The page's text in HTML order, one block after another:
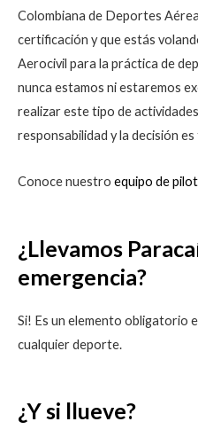
Colombiana de Deportes
certificación y que estás
Aerocivil para la práctica de
nunca estamos ni estaremos
realizar este tipo de
responsabilidad y la decisión es
Conoce nuestro equipo de
¿Llevamos
emergencia?
Si! Es un elemento obligatorio
cualquier deporte.
¿Y si llueve?